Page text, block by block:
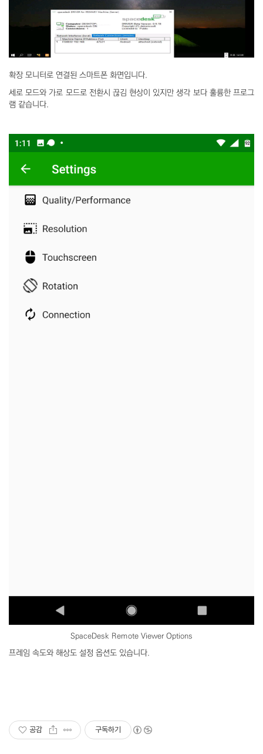
확장 모니터로 연결된 스마트폰 화면입니다.
세로 모드와 가로 모드로 전환시 끊김 현상이 있지만 생각 보다 훌륭한 프로그
램 같습니다.
SpaceDesk Remote Viewer Options
프레임 속도와 해상도 설정 옵션도 있습니다.
공감 구독하기